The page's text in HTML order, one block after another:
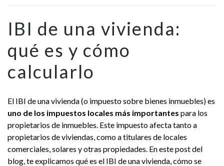
IBI de una vivienda:
qué es y cómo
calcularlo
El IBI de una vivienda (o impuesto sobre bienes inmuebles) es
uno de los impuestos locales más importantes para los
propietarios de inmuebles. Este impuesto afecta tanto a
propietarios de viviendas, como a titulares de locales
comerciales, solares y otras propiedades. En este post del
blog, te explicamos qué es el IBI de una vivienda, cómo se